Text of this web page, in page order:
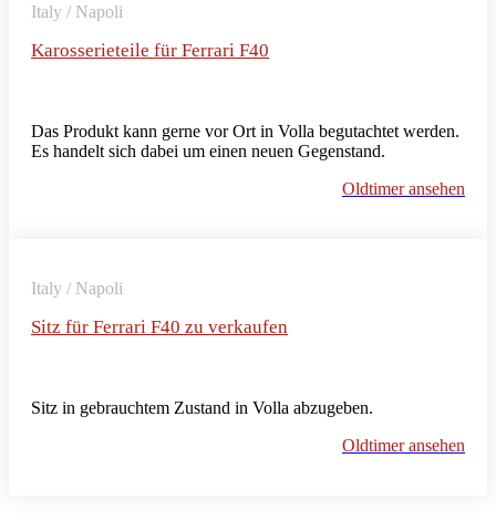
Italy / Napoli
Karosserieteile für Ferrari F40
Das Produkt kann gerne vor Ort in Volla begutachtet werden.
Es handelt sich dabei um einen neuen Gegenstand.
Oldtimer ansehen
Italy / Napoli
Sitz für Ferrari F40 zu verkaufen
Sitz in gebrauchtem Zustand in Volla abzugeben.
Oldtimer ansehen